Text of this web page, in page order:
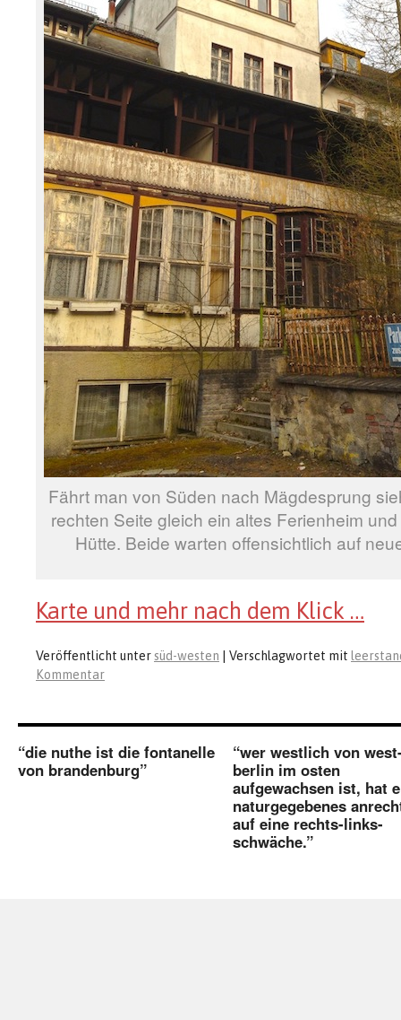
Fährt man von Süden nach Mägdesprung
rechten Seite gleich ein altes Ferienheim
Hütte. Beide warten offensichtlich auf
Karte und mehr nach dem Klick …
Veröffentlicht unter süd-westen Verschlagwortet mit
Kommentar
“die nuthe ist die fontanelle
von brandenburg”
“wer westlich von
berlin im osten
aufgewachsen ist, hat
naturgegebenes
auf eine rechts-links-
schwäche.”